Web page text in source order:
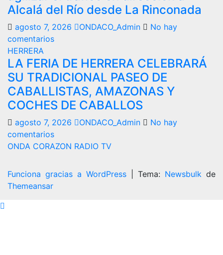
Alcalá del Río desde La Rinconada
agosto 7, 2026 ONDACO_Admin
No hay
comentarios
HERRERA
LA FERIA DE HERRERA CELEBRARÁ
SU TRADICIONAL PASEO DE
CABALLISTAS, AMAZONAS Y
COCHES DE CABALLOS
agosto 7, 2026 ONDACO_Admin
No hay
comentarios
ONDA CORAZON RADIO TV
Funciona gracias a WordPress Tema: Newsbulk de
Themeansar